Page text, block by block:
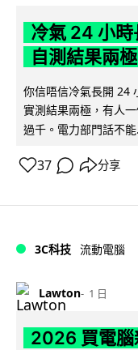
冷氣 24 小
自測結果兩
你信唔信冷氣長開 24
實測結果兩極，有人
過千。電力部門話不
37 分享
3C科技 流動電腦
Lawton 1 日
2026 買電腦